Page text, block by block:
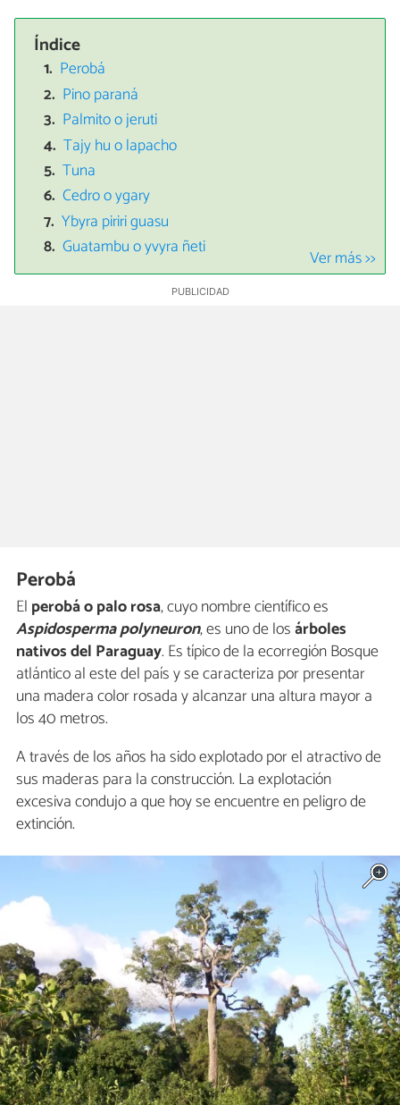
Índice
Perobá
Pino paraná
Palmito o jeruti
Tajy hu o lapacho
Tuna
Cedro o ygary
Ybyra piriri guasu
Guatambu o yvyra ñeti
Ver más >>
Perobá
El perobá o palo rosa, cuyo nombre científico es
Aspidosperma polyneuron, es uno de losárboles
nativos del Paraguay. Es típico de la ecorregión Bosque
atlántico al este del país y se caracteriza por presentar
una madera color rosada y alcanzar una altura mayor a
los 40 metros.
A través de los años ha sido explotado por el atractivo de
sus maderas para la construcción. La explotación
excesiva condujo a que hoy se encuentre en peligro de
extinción.